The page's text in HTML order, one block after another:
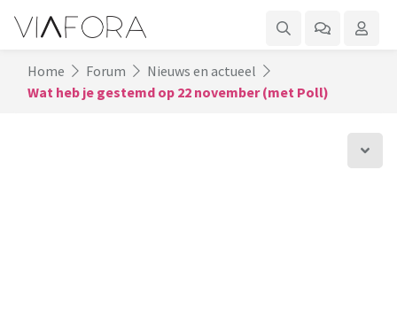
Home Forum
Nieuws en actueel
Wat heb je gestemd op 22 november (met Poll)